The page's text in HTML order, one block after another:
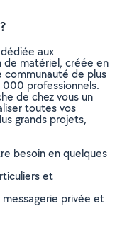
aux
de matériel, créée en
communauté de plus
professionnels.
de chez vous un
toutes vos
grands projets,
besoin en quelques
et
messagerie privée et